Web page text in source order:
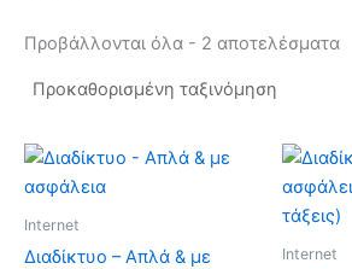
Προβάλλονται όλα - 2 αποτελέσματα
Internet
Διαδίκτυο – Απλά & με
Internet